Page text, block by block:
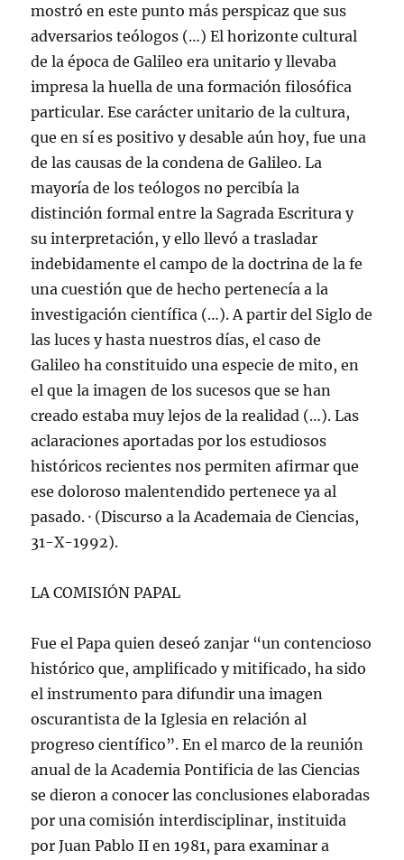
mostró en este punto más perspicaz que sus
adversarios teólogos (…) El horizonte cultural
de la época de Galileo era unitario y llevaba
impresa la huella de una formación filosófica
particular. Ese carácter unitario de la cultura,
que en sí es positivo y desable aún hoy, fue una
de las causas de la condena de Galileo. La
mayoría de los teólogos no percibía la
distinción formal entre la Sagrada Escritura y
su interpretación, y ello llevó a trasladar
indebidamente el campo de la doctrina de la fe
una cuestión que de hecho pertenecía a la
investigación científica (…). A partir del Siglo de
las luces y hasta nuestros días, el caso de
Galileo ha constituido una especie de mito, en
el que la imagen de los sucesos que se han
creado estaba muy lejos de la realidad (…). Las
aclaraciones aportadas por los estudiosos
históricos recientes nos permiten afirmar que
ese doloroso malentendido pertenece ya al
pasado. · (Discurso a la Academaia de Ciencias,
31-X-1992).
LA COMISIÓN PAPAL
Fue el Papa quien deseó zanjar “un contencioso
histórico que, amplificado y mitificado, ha sido
el instrumento para difundir una imagen
oscurantista de la Iglesia en relación al
progreso científico”. En el marco de la reunión
anual de la Academia Pontificia de las Ciencias
se dieron a conocer las conclusiones elaboradas
por una comisión interdisciplinar, instituida
por Juan Pablo II en 1981, para examinar a